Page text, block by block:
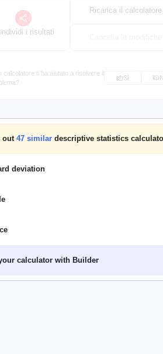
i risultati
Ricarica il calcolatore
calcolatore ti ha aiutato a risolvere il
Sì
out 47similar descriptive statistics
deviation
calculator with Builder